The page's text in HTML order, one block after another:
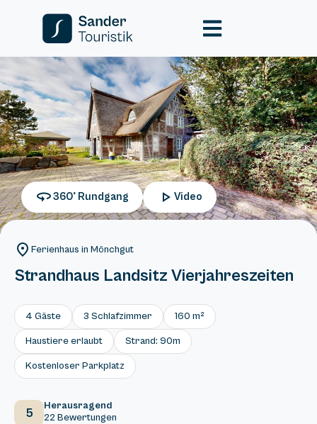
360° Rundgang Video
Ferienhaus in Mönchgut
Strandhaus Landsitz Vierjahreszeiten
4 Gäste 3 Schlafzimmer 160 m²
Haustiere erlaubt Strand: 90m
Kostenloser Parkplatz
5
Herausragend
22 Bewertungen